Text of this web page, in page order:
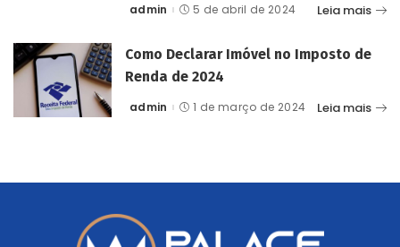
Posted
admin 5 de abril de 2024 Leia mais
Como Declarar Imóvel no Imposto de
Renda de 2024
Posted
admin 1 de março de 2024 Leia mais